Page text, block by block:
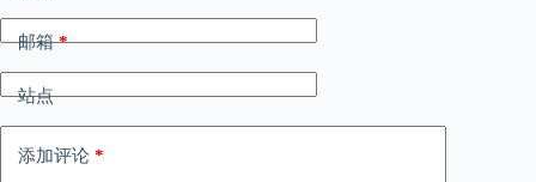
邮箱*
站点
添加评论 *